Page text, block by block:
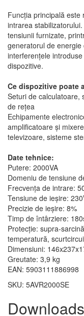
Funcția principală
intrarea
tensiunii furnizate,
generatorul de
interferențele
dispozitive.
Ce ​​dispozitive poate
Seturi de calculatoare,
de rețea
Echipamente
amplificatoare și
televizoare, sisteme
Date tehnice:
Putere: 2000VA
Domeniu de tensiune
Frecvența de intrare:
Tensiune de ieșire:
Precizie de ieșire: 8%
Timp de întârziere:
Protecție: supra-
temperatură,
Dimensiuni:
Greutate: 3,9 kg
EAN: 5903111886998
SKU: 5AVR2000SE
Downloads